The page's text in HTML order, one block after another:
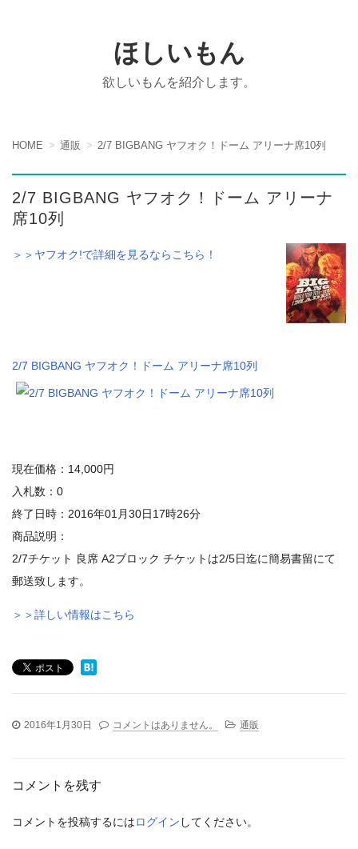
ほしいもん
欲しいもんを紹介します。
HOME 通販 2/7 BIGBANG ヤフオク！ドーム アリーナ席10列
2/7 BIGBANG ヤフオク！ドーム アリーナ
席10列
＞＞ヤフオク!で詳細を見るならこちら！
2/7 BIGBANG ヤフオク！ドーム アリーナ席10列
現在価格：14,000円
入札数：0
終了日時：2016年01月30日17時26分
商品説明：
2/7チケット 良席 A2ブロック チケットは2/5日迄に簡易書留にて
郵送致します。
＞＞詳しい情報はこちら
2016年1月30日 コメントはありません。 通販
コメントを残す
コメントを投稿するにはログイン してください。